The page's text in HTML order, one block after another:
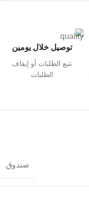
توصيل خلال يومين
تتبع الطلبات أو إيقاف
الطلبات
صندوق